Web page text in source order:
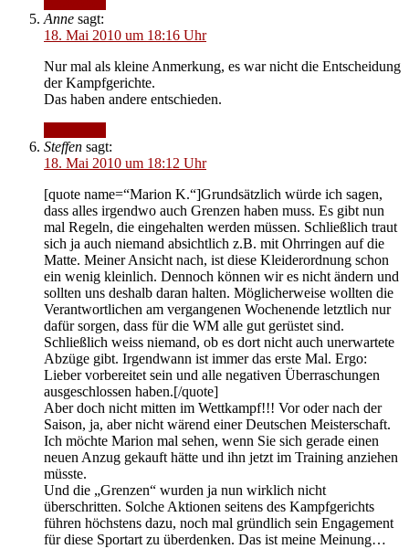
Anne sagt:
18. Mai 2010 um 18:16 Uhr
Nur mal als kleine Anmerkung, es war nicht die Entscheidung
der Kampfgerichte.
Das haben andere entschieden.
Steffen sagt:
18. Mai 2010 um 18:12 Uhr
[quote name=“Marion K.“]Grundsätzlich würde ich sagen,
dass alles irgendwo auch Grenzen haben muss. Es gibt nun
mal Regeln, die eingehalten werden müssen. Schließlich traut
sich ja auch niemand absichtlich z.B. mit Ohrringen auf die
Matte. Meiner Ansicht nach, ist diese Kleiderordnung schon
ein wenig kleinlich. Dennoch können wir es nicht ändern und
sollten uns deshalb daran halten. Möglicherweise wollten die
Verantwortlichen am vergangenen Wochenende letztlich nur
dafür sorgen, dass für die WM alle gut gerüstet sind.
Schließlich weiss niemand, ob es dort nicht auch unerwartete
Abzüge gibt. Irgendwann ist immer das erste Mal. Ergo:
Lieber vorbereitet sein und alle negativen Überraschungen
ausgeschlossen haben.[/quote]
Aber doch nicht mitten im Wettkampf!!! Vor oder nach der
Saison, ja, aber nicht wärend einer Deutschen Meisterschaft.
Ich möchte Marion mal sehen, wenn Sie sich gerade einen
neuen Anzug gekauft hätte und ihn jetzt im Training anziehen
müsste.
Und die „Grenzen“ wurden ja nun wirklich nicht
überschritten. Solche Aktionen seitens des Kampfgerichts
führen höchstens dazu, noch mal gründlich sein Engagement
für diese Sportart zu überdenken. Das ist meine Meinung…